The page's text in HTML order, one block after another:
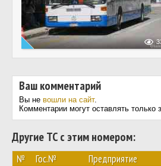
Ваш комментарий
Вы не вошли на сайт.
Комментарии могут оставлять только
Другие ТС с этим номером:
№ Гос.№ Предприятие